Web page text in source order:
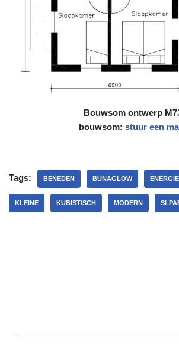
Bouwsom ontwerp
bouwsom: stuur een
Tags: BENEDEN BUNAGLOW
KLEINE KUBISTISCH MODERN